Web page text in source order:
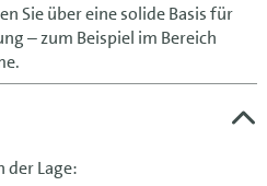
Sie über eine solide Basis für
– zum Beispiel im Bereich
der Lage: